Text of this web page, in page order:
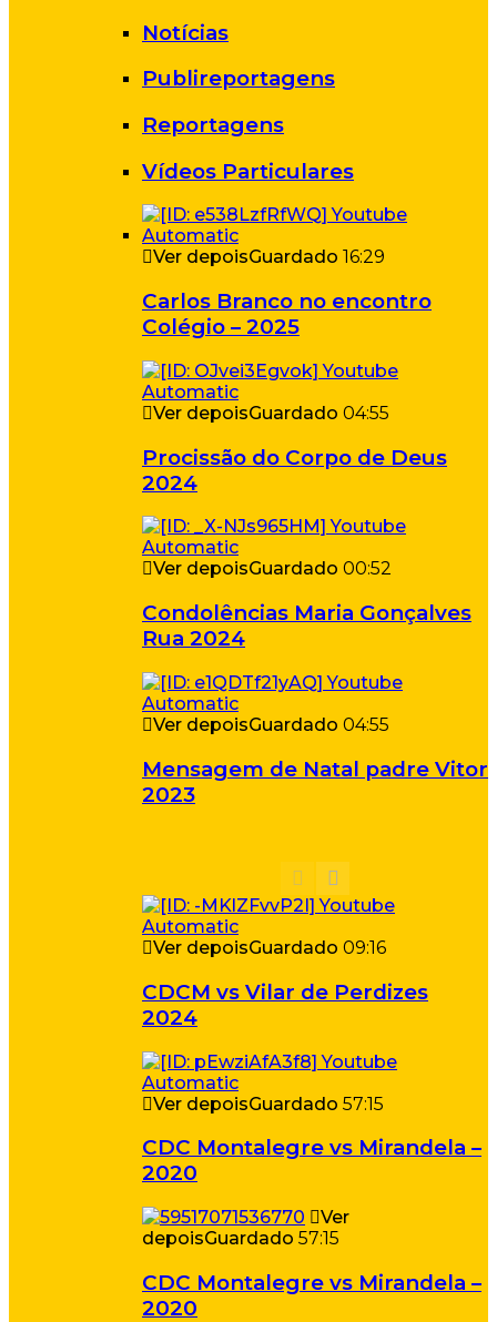
Notícias
Publireportagens
Reportagens
Vídeos Particulares
Ver depoisGuardado 16:29
Carlos Branco no encontro
Colégio – 2025
Ver depoisGuardado 04:55
Procissão do Corpo de Deus
2024
Ver depoisGuardado 00:52
Condolências Maria Gonçalves
Rua 2024
Ver depoisGuardado 04:55
Mensagem de Natal padre Vitor
2023
Ver depoisGuardado 09:16
CDCM vs Vilar de Perdizes
2024
Ver depoisGuardado 57:15
CDC Montalegre vs Mirandela –
2020
Ver
depoisGuardado 57:15
CDC Montalegre vs Mirandela –
2020